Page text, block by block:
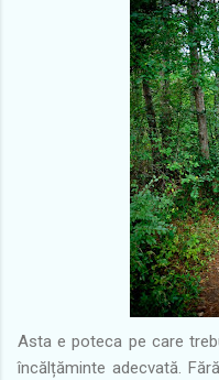
Asta e poteca pe care
încălțăminte adecvată.